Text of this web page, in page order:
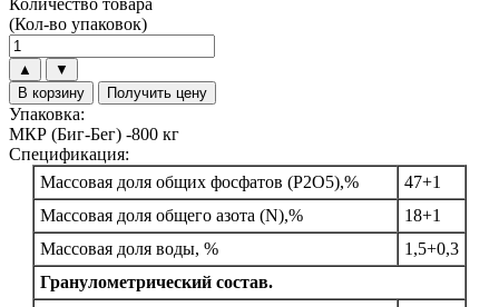
(Кол-во упаковок)
Количество
товара
Диаммонийфосфат
удобрительный
▲
▼
В корзину
Получить цену
Упаковка:
МКР (Биг-Бег) -800 кг
Спецификация:
Массовая доля общих фосфатов (Р2О5),%
47+1
Массовая доля общего азота (N),%
18+1
Массовая доля воды, %
1,5+0,3
Гранулометрический состав.